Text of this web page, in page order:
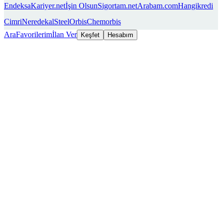
EndeksaKariyer.netİşin OlsunSigortam.netArabam.comHangikredi
CimriNeredekalSteelOrbisChemorbis
AraFavorilerimİlan Ver Keşfet Hesabım